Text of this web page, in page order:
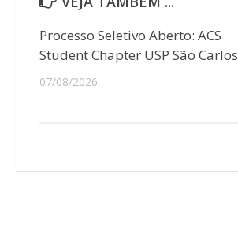
Processo Seletivo Aberto: ACS
Student Chapter USP São Carlos
07/08/2026